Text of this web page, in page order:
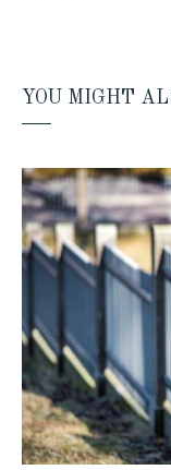
YOU MIGHT